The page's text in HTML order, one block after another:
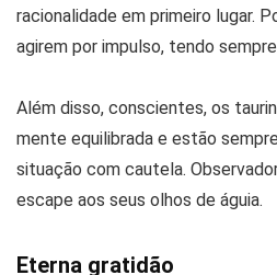
racionalidade em primeiro lugar.
agirem por impulso, tendo
Além disso, conscientes, os
mente equilibrada e estão
situação com cautela.
escape aos seus olhos de águia.
Eterna gratidão